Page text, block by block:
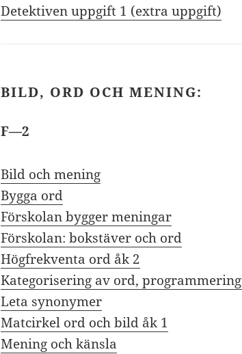
Detektiven uppgift 1 (extra uppgift)
BILD, ORD OCH MENING:
F—2
Bild och mening
Bygga ord
Förskolan bygger meningar
Förskolan: bokstäver och ord
Högfrekventa ord åk 2
Kategorisering av ord,
Leta synonymer
Matcirkel ord och bild åk 1
Mening och känsla